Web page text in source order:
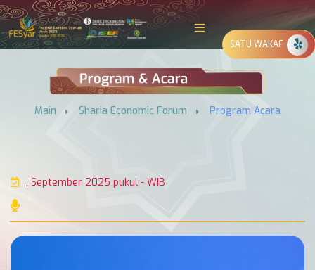
SATU WAKAF
Main Sharia Economic Forum Program Acara
, September 2025 pukul - WIB